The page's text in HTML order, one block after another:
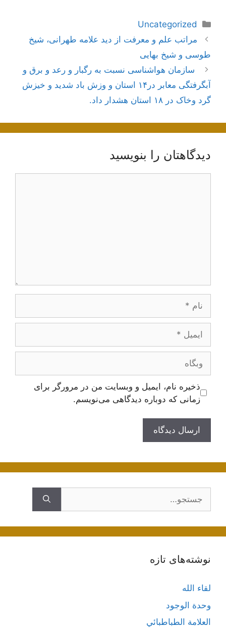
دسته‌ها
Uncategorized
ناوبری
نوشته‌ها
مراتب علم و معرفت از دید علامه طهرانی، شیخ
طوسی و شیخ بهایی
سازمان هواشناسی نسبت به رگبار و رعد و برق و
آبگرفتگی معابر در۱۴ استان و وزش باد شدید و خیزش
گرد وخاک در ۱۸ استان هشدار داد.
دیدگاهتان را بنویسید
وبگاه
ذخیره نام، ایمیل و وبسایت من در مرورگر برای
زمانی که دوباره دیدگاهی می‌نویسم.
نوشته‌های تازه
لقاء الله
وحدة الوجود
العلامة الطباطبائي